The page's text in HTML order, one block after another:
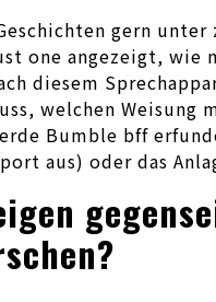
gern
one angezeigt, wie
diesem
welchen Weisung
Bumble bff
aus) oder das